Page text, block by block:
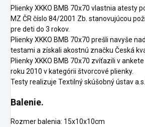
Plienky XKKO BMB 70x70 vlastnia atesty
MZ ČR číslo 84/2001 Zb. stanovujúcou
pre deti do 3 rokov.
Plienky XKKO BMB 70x70 prešli navyše
testami a získali akostnú značku Česká
Plienky XKKO BMB 70x70 zvíťazili v
roku 2010 v kategórii štvorcové plienky.
Testy realizuje Textilný skúšobný ústav
Balenie.
Rozmer balenia: 15x10x10cm